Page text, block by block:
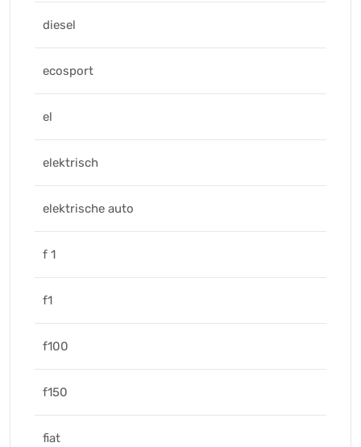
diesel
ecosport
el
elektrisch
elektrische auto
f 1
f1
f100
f150
fiat